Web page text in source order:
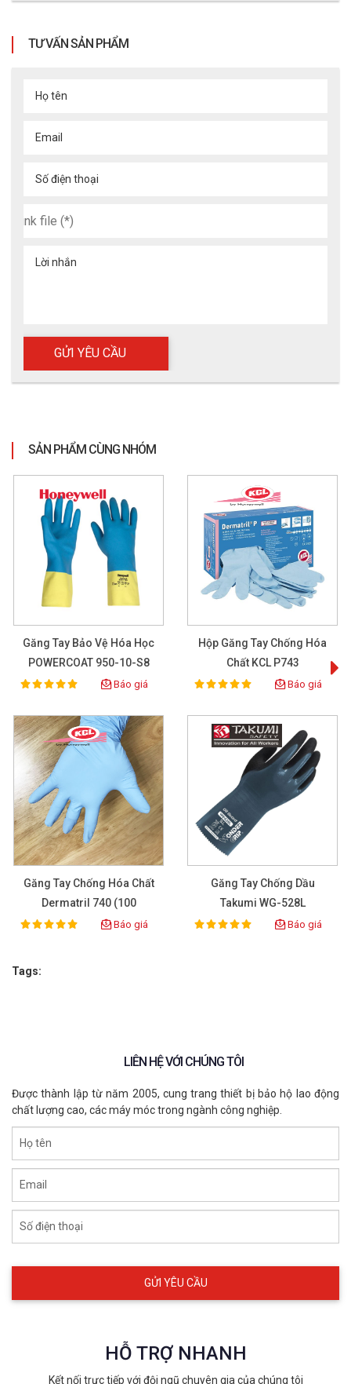
TƯ VẤN SẢN PHẨM
Họ tên
Email
Số điện thoại
Lời nhắn
SẢN PHẨM CÙNG NHÓM
Găng Tay Bảo Vệ Hóa Học
POWERCOAT 950-10-S8
Rating:
100% Báo giá
Hộp Găng Tay Chống Hóa
Chất KCL P743
Rating:
100% Báo giá
Găng Tay Chống Hóa Chất
Dermatril 740 (100
Pcs/box)
Rating:
100% Báo giá
Găng Tay Chống Dầu
Takumi WG-528L
Rating:
100% Báo giá
Tags:
LIÊN HỆ VỚI CHÚNG TÔI
Được thành lập từ năm 2005, cung trang thiết bị bảo hộ lao động
chất lượng cao, các máy móc trong ngành công nghiệp.
Họ tên
Email
Số điện thoại
HỖ TRỢ NHANH
Kết nối trực tiếp với đội ngũ chuyên gia của chúng tôi